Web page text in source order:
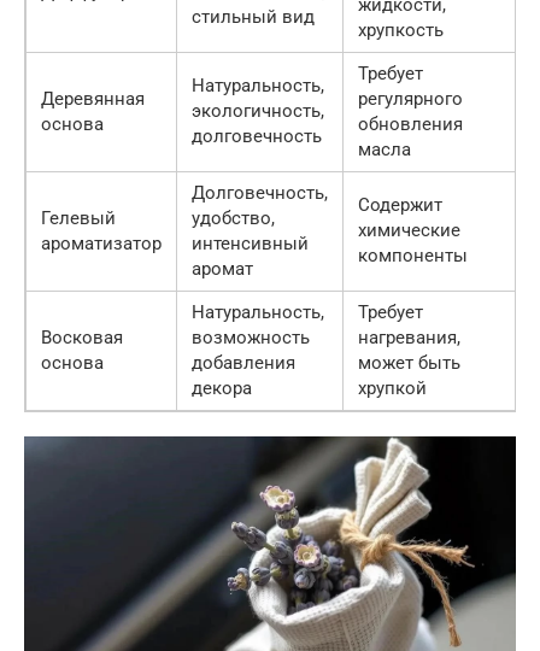
стильный вид
жидкости,
хрупкость
Деревянная
основа
Натуральность,
экологичность,
долговечность
Требует
регулярного
обновления
масла
Гелевый
ароматизатор
Долговечность,
удобство,
интенсивный
аромат
Содержит
химические
компоненты
Восковая
основа
Натуральность,
возможность
добавления
декора
Требует
нагревания,
может быть
хрупкой